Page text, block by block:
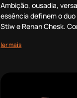
Ambição, ousadia,
essência definem o
Stiw e Renan Chesk.
ler mais